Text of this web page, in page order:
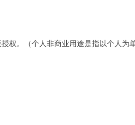
权。（个人非商业用途是指以个人为